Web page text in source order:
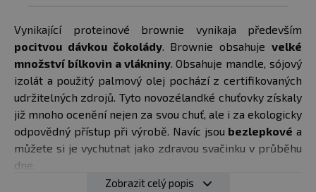
Vynikající proteinové brownie vynikaja především
pocitvou dávkou čokolády. Brownie obsahujevelké
množství bílkovin a vlákniny. Obsahuje mandle, sójový
izolát a použitý palmový olej pochází z certifikovaných
udržitelných zdrojů. Tyto novozélandké chuťovky získaly
již mnoho ocenění nejen za svou chuť, ale i za ekologicky
odpovědný přístup při výrobě. Navíc jsou bezlepkové a
můžete si je vychutnat jako zdravou svačinku v průběhu
dne.
Zobrazit celý popis